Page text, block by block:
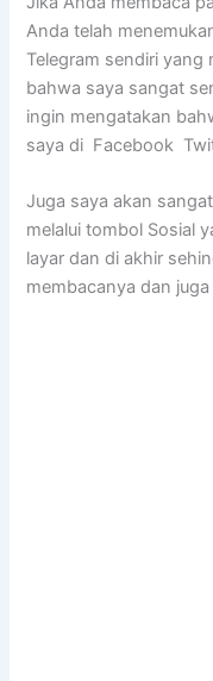
Anda telah
Telegram sendiri yang
bahwa saya sangat
ingin mengatakan
saya di Facebook
Juga saya akan
melalui tombol Sosial
layar dan di akhir
membacanya dan